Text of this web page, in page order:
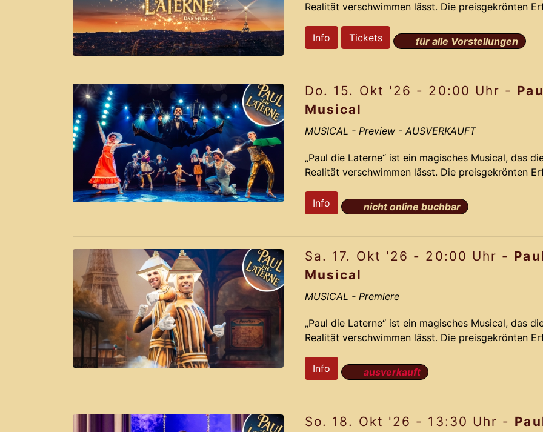
Realität verschwimmen lässt. Die preisgekrönten
auf der dramatisch lustigen Story und den
aus dem Jahr 2012 gelingt Komponist Jochen
Pa
Info Tickets für alle Vorstellungen
Do. 15. Okt '26 - 20:00 Uhr -
Musical
MUSICAL - Preview - AUSVERKAUFT
„Paul die Laterne“ ist ein magisches Musical, das
Realität verschwimmen lässt. Die preisgekrönten
auf der dramatisch lustigen Story und den
aus dem Jahr 2012 gelingt Komponist Jochen
Pa
Info nicht online buchbar
Sa. 17. Okt '26 - 20:00 Uhr -
Musical
MUSICAL - Premiere
„Paul die Laterne“ ist ein magisches Musical, das
Realität verschwimmen lässt. Die preisgekrönten
auf der dramatisch lustigen Story und den
aus dem Jahr 2012 gelingt Komponist Jochen
Pa
Info ausverkauft
So. 18. Okt '26 - 13:30 Uhr -